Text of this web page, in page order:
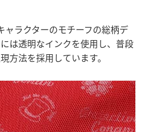
ャラクターのモチーフの総柄デ
は透明なインクを使用し、普段
方法を採用しています。